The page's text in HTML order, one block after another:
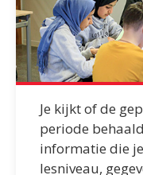
Je kijkt of de
periode
informatie die
lesniveau,